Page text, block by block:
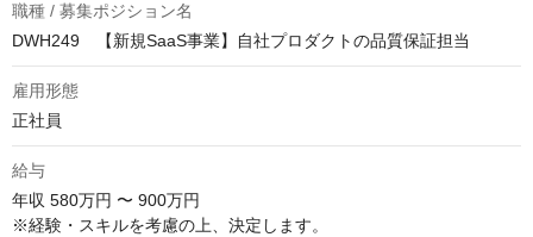
職種 / 募集ポジション名
DWH249 【新規SaaS事業】自社プロダクトの品質保証担当
雇用形態
正社員
給与
年収 580万円 〜 900万円
※経験・スキルを考慮の上、決定します。